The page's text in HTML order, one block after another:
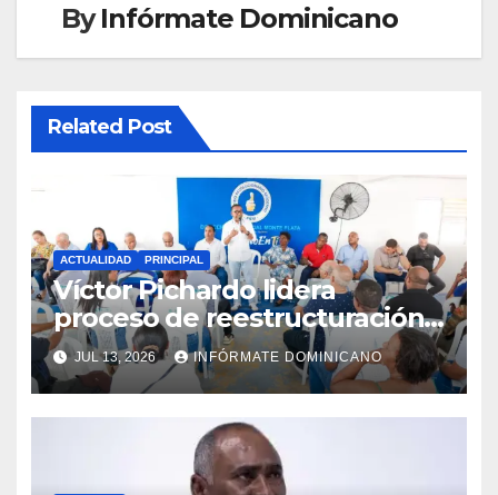
ByInfórmate Dominicano
Related Post
ACTUALIDAD PRINCIPAL
Víctor Pichardo lidera
proceso de reestructuración y
fortalecimiento del PRM en
Monte Plata
JUL 13, 2026 INFÓRMATE DOMINICANO